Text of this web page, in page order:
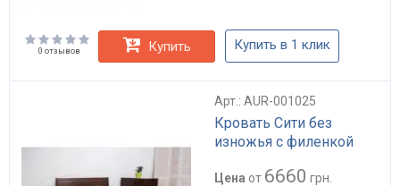
0 отзывов Купить Купить в 1 клик
Арт.: AUR-001025
Кровать Сити без
изножья с филенкой
Цена от 6660 грн.